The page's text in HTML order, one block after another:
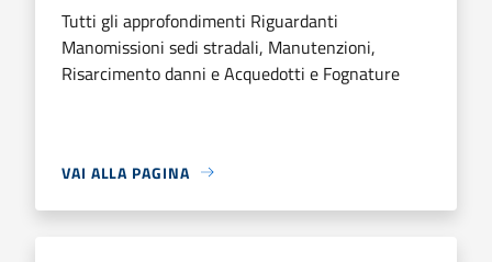
Tutti gli approfondimenti Riguardanti
Manomissioni sedi stradali, Manutenzioni,
Risarcimento danni e Acquedotti e Fognature
VAI ALLA PAGINA